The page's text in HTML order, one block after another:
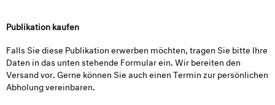
Publikation kaufen
Falls Sie diese Publikation erwerben möchten, tragen Sie bitte Ihre
Daten in das unten stehende Formular ein. Wir bereiten den
Versand vor. Gerne können Sie auch einen Termin zur persönlichen
Abholung vereinbaren.